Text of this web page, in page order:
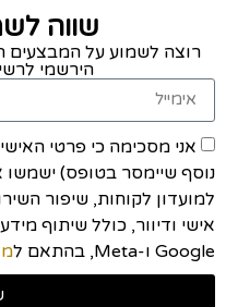
שווה
רוצה לשמוע על המבצעים
הירשמי
אני מסכימה כי פרטי
נוסף שיימסר בטופס) ישמשו
למועדון לקוחות, שיפור
אישי ודיוור, כולל שיתוף
Google ו-Meta, בהתאם ל